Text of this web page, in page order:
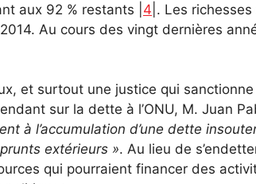
aux 92 % restants | 4 |. Les
Au cours des vingt dernières
et surtout une justice qui
sur la dette à l’ONU, M. Juan
à l’accumulation d’une dette
extérieurs ». Au lieu de
qui pourraient financer des